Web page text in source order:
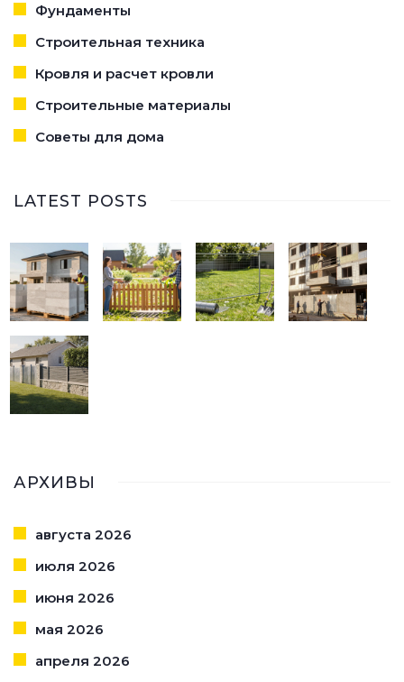
Фундаменты
Строительная техника
Кровля и расчет кровли
Строительные материалы
Советы для дома
LATEST POSTS
АРХИВЫ
августа 2026
июля 2026
июня 2026
мая 2026
апреля 2026